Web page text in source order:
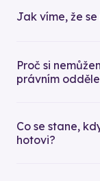
Jak víme, že
Proč si
právním
Co se stane,
hotovi?